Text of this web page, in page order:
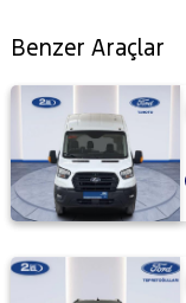
Iveco
Jaecoo
KIA
LANCIA
MERCEDES-
Benzer Araçlar